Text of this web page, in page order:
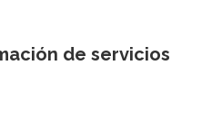
de servicios